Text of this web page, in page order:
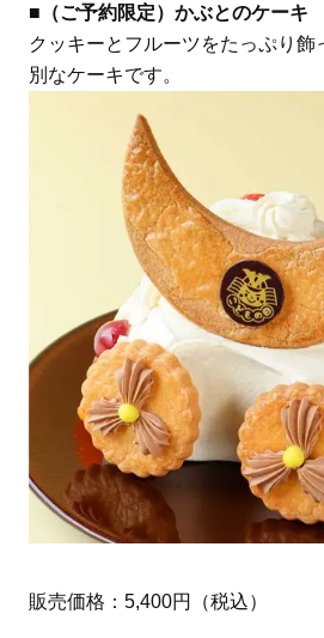
■（ご予約限定）かぶとのケーキ
クッキーとフルーツをたっぷり
別なケーキです。
販売価格：5,400円（税込）